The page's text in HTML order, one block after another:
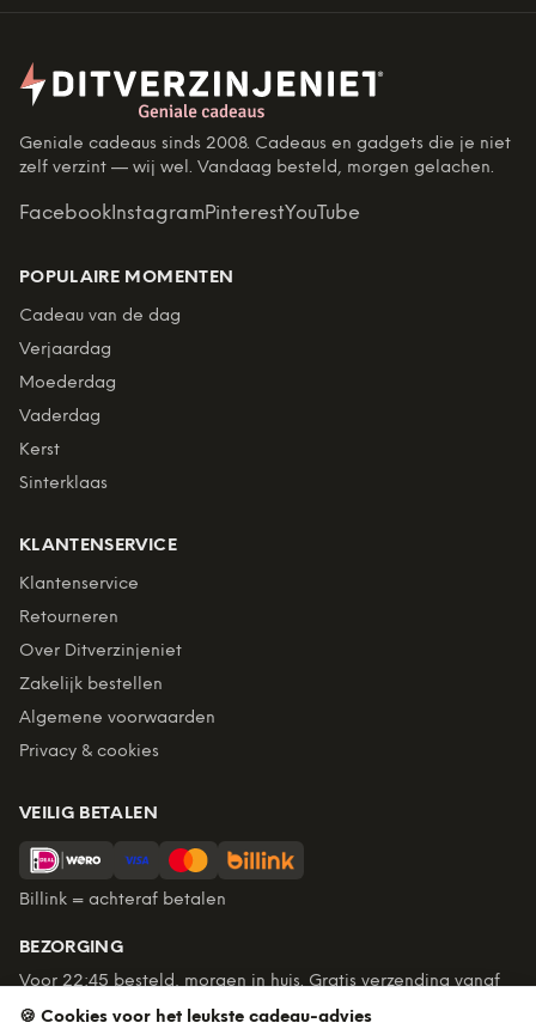
Geniale cadeaus sinds 2008. Cadeaus en gadgets die je niet
zelf verzint — wij wel. Vandaag besteld, morgen gelachen.
Facebook InstagramPinterestYouTube
POPULAIRE MOMENTEN
Cadeau van de dag
Verjaardag
Moederdag
Vaderdag
Kerst
Sinterklaas
KLANTENSERVICE
Klantenservice
Retourneren
Over Ditverzinjeniet
Zakelijk bestellen
Algemene voorwaarden
Privacy & cookies
VEILIG BETALEN
Billink = achteraf betalen
BEZORGING
Voor 22:45 besteld, morgen in huis. Gratis verzending vanaf
€60. Tot 365 dagen retourneren.
🍪 Cookies voor het leukste cadeau-advies